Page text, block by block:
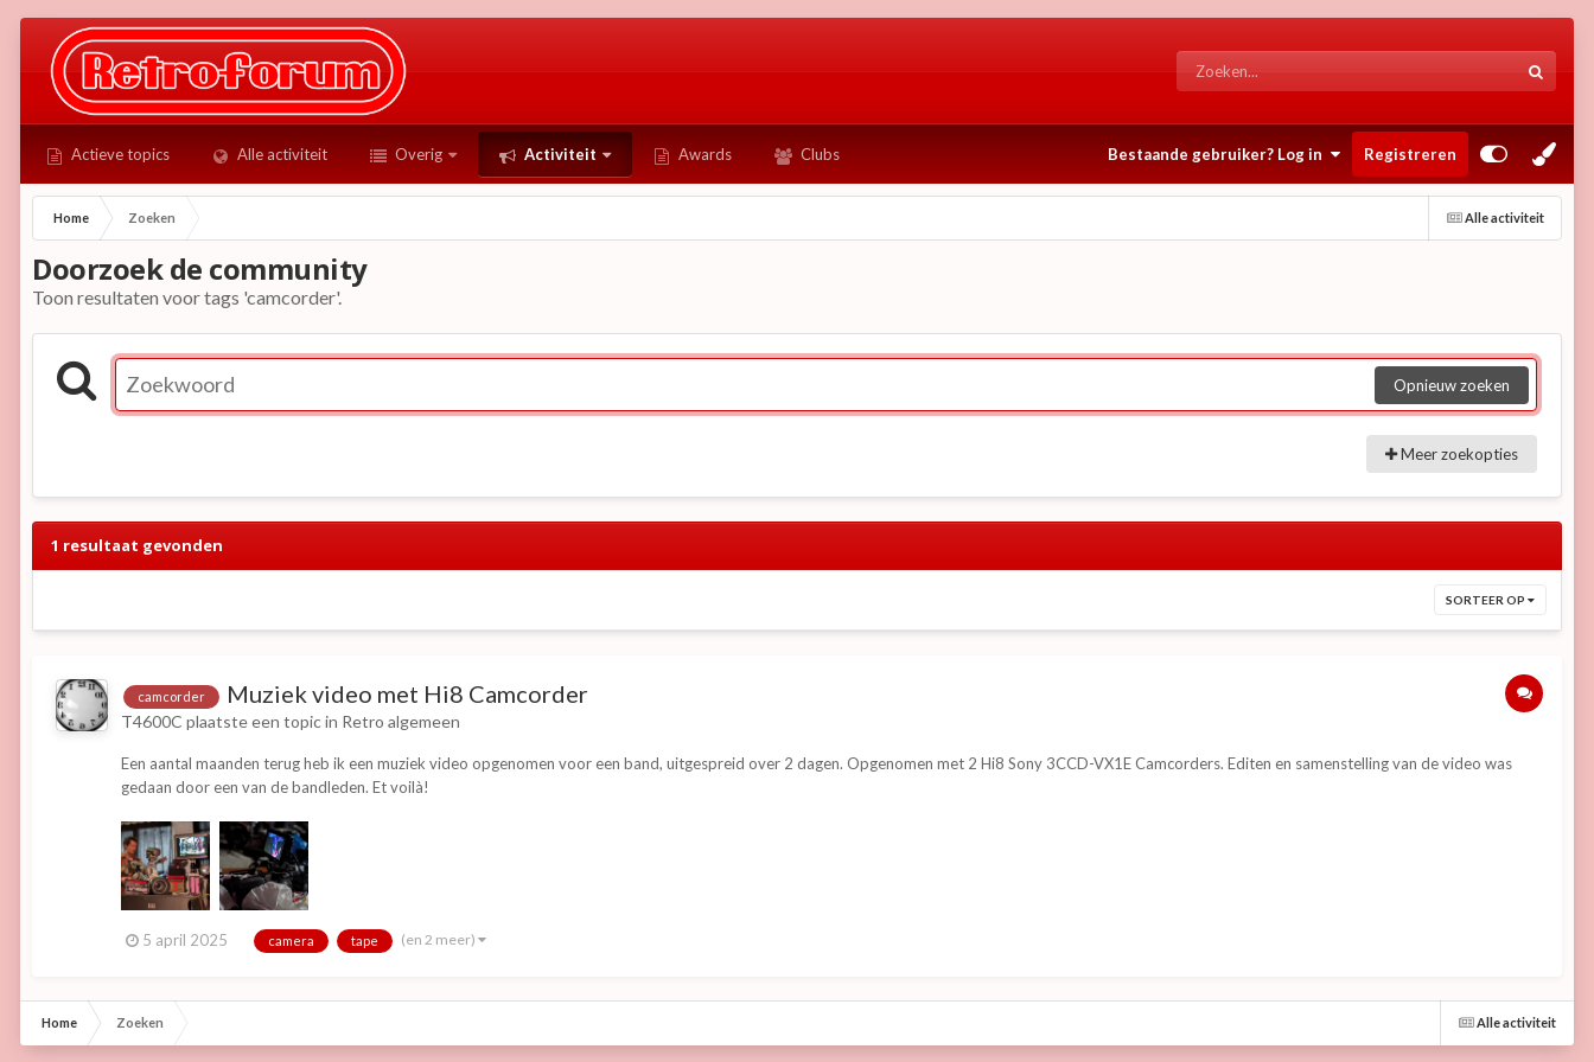
Actieve topics Alle activiteit Overig Activiteit Awards Clubs Bestaande gebruiker? Log in Registreren
Alle activiteit
Home Zoeken
Doorzoek de community
Toon resultaten voor tags 'camcorder'.
Opnieuw zoeken
Meer zoekopties
1 resultaat gevonden
SORTEER OP
camcorder Muziek video met Hi8 Camcorder
T4600C plaatste een topic in Retro algemeen
Een aantal maanden terug heb ik een muziek video opgenomen voor een band, uitgespreid over 2 dagen. Opgenomen met 2 Hi8 Sony 3CCD-VX1E Camcorders. Editen en samenstelling van de video was
gedaan door een van de bandleden. Et voilà!
5 april 2025 camera tape (en 2 meer)
Alle activiteit
Home Zoeken